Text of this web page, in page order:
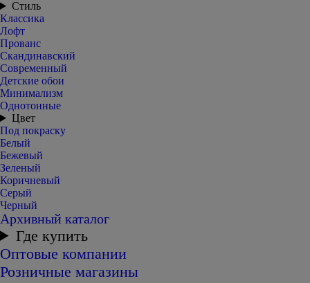
Стиль
Классика
Лофт
Прованс
Скандинавский
Современный
Детские обои
Минимализм
Однотонные
Цвет
Под покраску
Белый
Бежевый
Зеленый
Коричневый
Серый
Черный
Архивный каталог
Где купить
Оптовые компании
Розничные магазины